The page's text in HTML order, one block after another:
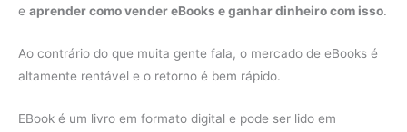
e aprender como vender eBooks e ganhar dinheiro com isso.
Ao contrário do que muita gente fala, o mercado de eBooks é
altamente rentável e o retorno é bem rápido.
EBook é um livro em formato digital e pode ser lido em